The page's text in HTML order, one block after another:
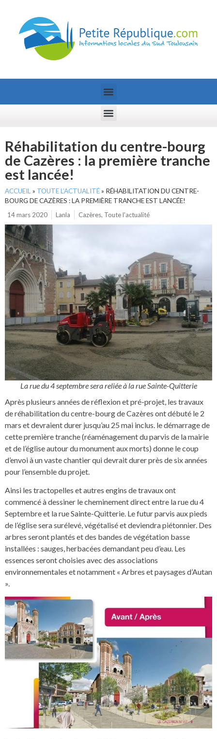
Réhabilitation du centre-bourg
de Cazères : la première tranche
est lancée!
ACCUEIL » TOUTE L’ACTUALITÉ» RÉHABILITATION DU CENTRE-
BOURG DE CAZÈRES : LA PREMIÈRE TRANCHE EST LANCÉE!
14 mars 2020
Lanla Cazères, Toute l'actualité
La rue du 4 septembre sera reliée à la rue Sainte-Quitterie
Après plusieurs années de réflexion et pré-projet, les travaux
de réhabilitation du centre-bourg de Cazères ont débuté le 2
mars et devraient durer jusqu’au 25 mai inclus. le démarrage de
cette première tranche (réaménagement du parvis de la mairie
et de l’église autour du monument aux morts) donne le coup
d’envoi à un vaste chantier qui devrait durer près de six années
pour l’ensemble du projet.
Ainsi les tractopelles et autres engins de travaux ont
commencé à dessiner le cheminement direct entre la rue du 4
Septembre et la rue Sainte-Quitterie. Le futur parvis aux pieds
de l’église sera surélevé, végétalisé et deviendra piétonnier. Des
arbres seront plantés et des bandes de végétation basse
installées : sauges, herbacées demandant peu d’eau. Les
essences seront choisies avec des associations
environnementales et notamment « Arbres et paysages d’Autan
».